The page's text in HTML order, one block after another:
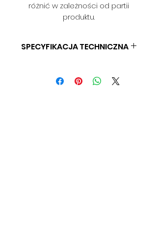
różnić w zależności od partii
produktu.
SPECYFIKACJA TECHNICZNA
GRAMATURA: 280 G/M2
SZEROKOŚĆ: 140 CM